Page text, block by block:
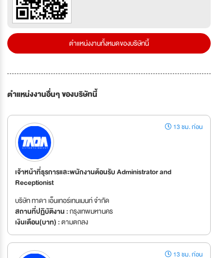
ตำแหน่งงานทั้งหมดของบริษัทนี้
ตำแหน่งงานอื่นๆ ของบริษัทนี้
13 ชม. ก่อน
เจ้าหน้าที่ธุรการและพนักงานต้อนรับ Administrator and
Receptionist
บริษัท ทาดา เอ็นเทอร์เทนเมนท์ จำกัด
สถานที่ปฏิบัติงาน :กรุงเทพมหานคร
เงินเดือน(บาท) :ตามตกลง
13 ชม. ก่อน